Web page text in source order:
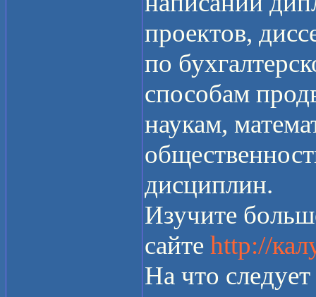
проектов,
по
способам
наукам,
дисциплин.
Изучите
сайте http://
На что